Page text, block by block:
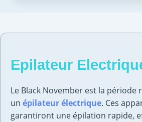
Epilateur
Le Black November est la période
un épilateur électrique. Ces
garantiront une épilation rapide,